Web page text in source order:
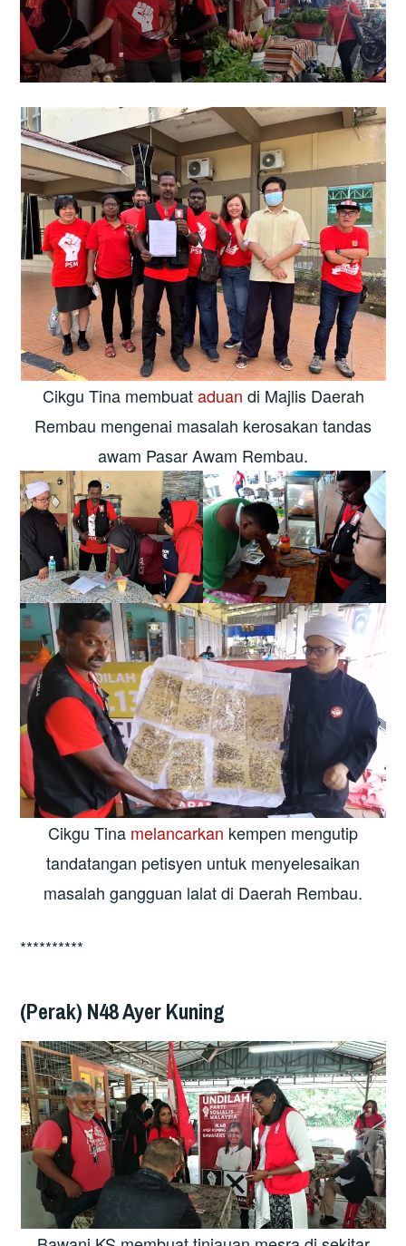
Cikgu Tina membuataduan di Majlis Daerah
Rembau mengenai masalah kerosakan tandas
awam Pasar Awam Rembau.
Cikgu Tina melancarkan kempen mengutip
tandatangan petisyen untuk menyelesaikan
masalah gangguan lalat di Daerah Rembau.
**********
(Perak) N48 Ayer Kuning